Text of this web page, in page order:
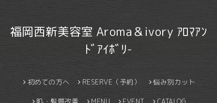
福岡西新美容室 Aroma＆ivory ｱﾛﾏｱﾝ
ﾄﾞｱｲﾎﾞﾘ-
初めての方へ RESERVE（予約） 悩み別カット